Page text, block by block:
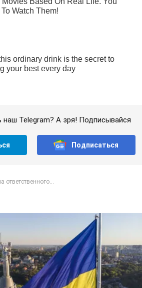
Telegram? А зря! Подписывайся
Подписаться
ответственного...